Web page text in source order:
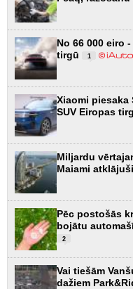
No 66 000 eiro
tirgū
1
Xiaomi piesaka
SUV Eiropas
Miljardu
Maiami
Pēc postošās
bojātu
2
Vai tiešām
dažiem